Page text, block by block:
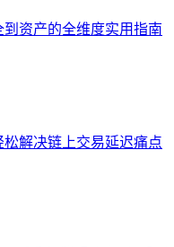
资产的全维度实用指南
解决链上交易延迟痛点